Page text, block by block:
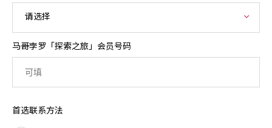
请选择
马哥孛罗「探索之旅」会员号码
首选联系方法